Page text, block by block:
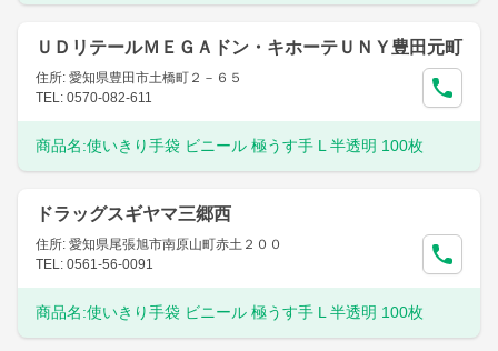
ＵＤリテールＭＥＧＡドン・キホーテＵＮＹ豊田元町
住所: 愛知県豊田市土橋町２－６５
TEL: 0570-082-611
商品名:使いきり手袋 ビニール 極うす手 L 半透明 100枚
ドラッグスギヤマ三郷西
住所: 愛知県尾張旭市南原山町赤土２００
TEL: 0561-56-0091
商品名:使いきり手袋 ビニール 極うす手 L 半透明 100枚